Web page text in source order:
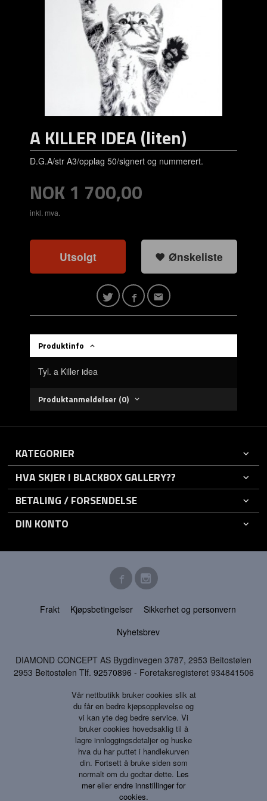
A KILLER IDEA (liten)
D.G.A/str A3/opplag 50/signert og nummerert.
Pris
NOK 1 700,00
inkl. mva.
Utsolgt Ønskeliste
Produktinfo
Tyl. a Killer idea
Produktanmeldelser (0)
KATEGORIER
HVA SKJER I BLACKBOX GALLERY??
BETALING / FORSENDELSE
DIN KONTO
Frakt Kjøpsbetingelser
Sikkerhet og personvern
Nyhetsbrev
DIAMOND CONCEPT AS Bygdinvegen 3787, 2953 Beitostølen
2953 Beitostølen Tlf. 92570896 - Foretaksregisteret 934841506
Vår nettbutikk bruker cookies slik at
du får en bedre kjøpsopplevelse og
vi kan yte deg bedre service. Vi
bruker cookies hovedsaklig til å
lagre innloggingsdetaljer og huske
hva du har puttet i handlekurven
din. Fortsett å bruke siden som
normalt om du godtar dette. Les
mereller endre innstillinger for
cookies.